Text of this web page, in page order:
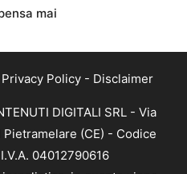
mai
Privacy Policy - Disclaimer
DIGITALI SRL - Via
(CE) - Codice
04012790616